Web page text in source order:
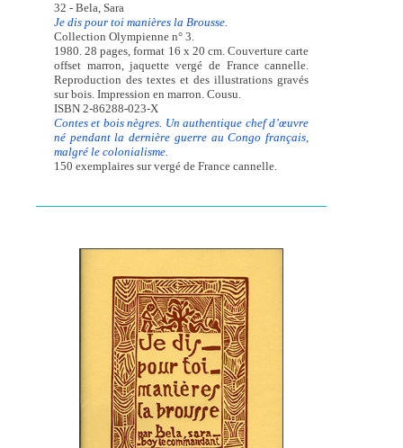
32 - Bela, Sara
Je dis pour toi manières la Brousse.
Collection Olympienne n° 3.
1980. 28 pages, format 16 x 20 cm. Couverture carte
offset marron, jaquette vergé de France cannelle.
Reproduction des textes et des illustrations gravés
sur bois. Impression en marron. Cousu.
ISBN 2-86288-023-X
Contes et bois nègres. Un authentique chef d’œuvre
né pendant la dernière guerre au Congo français,
malgré le colonialisme.
150 exemplaires sur vergé de France cannelle.